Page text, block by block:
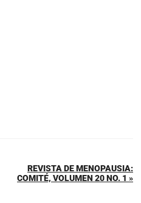
REVISTA DE MENOPAUSIA:
COMITÉ, VOLUMEN 20 NO. 1 »